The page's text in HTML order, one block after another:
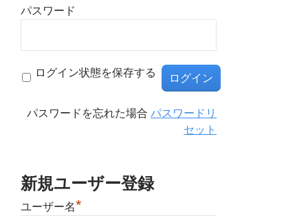
パスワード
ログイン状態を保存する
パスワードを忘れた場合パスワードリ
セット
新規ユーザー登録
ユーザー名*